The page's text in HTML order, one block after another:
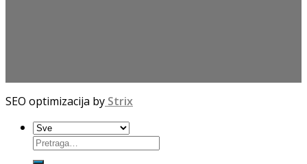
SEO optimizacija by Strix